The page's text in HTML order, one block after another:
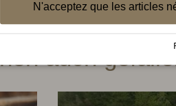
auch
N'acceptez que les articles